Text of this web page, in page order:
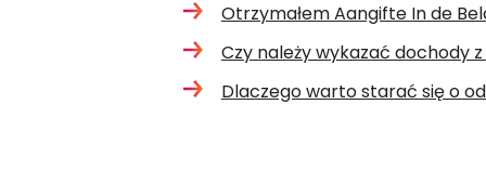
Otrzymałem Aangifte In de
Czy należy wykazać dochody
Dlaczego warto starać się o